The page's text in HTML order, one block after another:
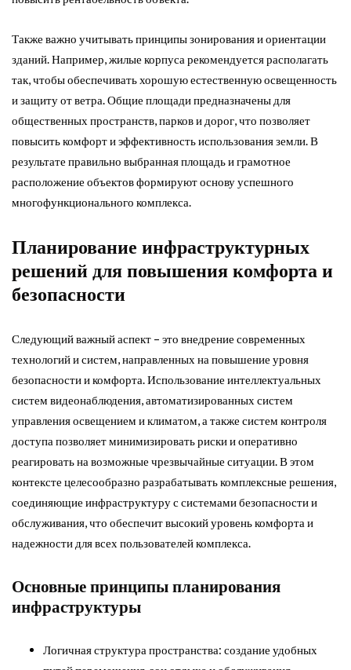
Также важно учитывать принципы зонирования и ориентации
зданий. Например, жилые корпуса рекомендуется располагать
так, чтобы обеспечивать хорошую естественную освещенность
и защиту от ветра. Общие площади предназначены для
общественных пространств, парков и дорог, что позволяет
повысить комфорт и эффективность использования земли. В
результате правильно выбранная площадь и грамотное
расположение объектов формируют основу успешного
многофункционального комплекса.
Планирование инфраструктурных
решений для повышения комфорта и
безопасности
Следующий важный аспект – это внедрение современных
технологий и систем, направленных на повышение уровня
безопасности и комфорта. Использование интеллектуальных
систем видеонаблюдения, автоматизированных систем
управления освещением и климатом, а также систем контроля
доступа позволяет минимизировать риски и оперативно
реагировать на возможные чрезвычайные ситуации. В этом
контексте целесообразно разрабатывать комплексные решения,
соединяющие инфраструктуру с системами безопасности и
обслуживания, что обеспечит высокий уровень комфорта и
надежности для всех пользователей комплекса.
Основные принципы планирования
инфраструктуры
Логичная структура пространства: создание удобных